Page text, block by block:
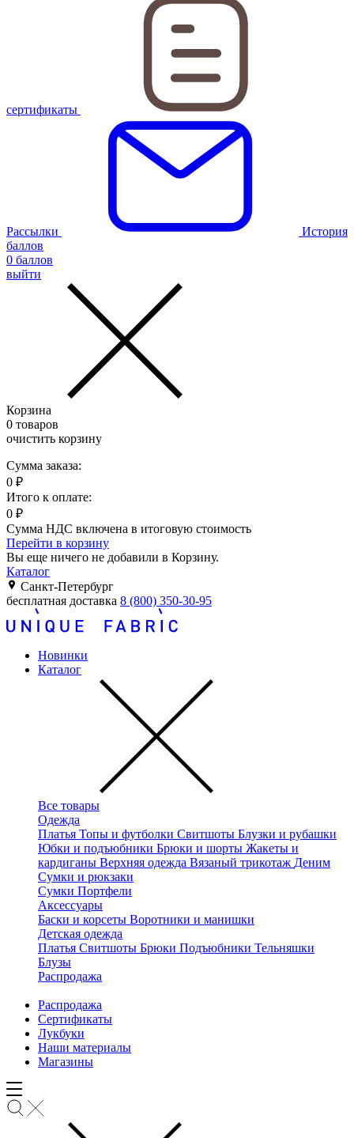
сертификаты
Рассылки
История
баллов
0 баллов
выйти
Корзина
0 товаров
очистить корзину
Сумма заказа:
0 ₽
Итого к оплате:
0 ₽
Сумма НДС включена в итоговую стоимость
Перейти в корзину
Вы еще ничего не добавили в Корзину.
Каталог
Санкт-Петербург
бесплатная доставка 8 (800) 350-30-95
Новинки
Каталог
Все товары
Одежда
Платья Топы и футболки Свитшоты Блузки и рубашки
Юбки и подъюбники Брюки и шорты Жакеты и
кардиганы Верхняя одежда Вязаный трикотаж Деним
Сумки и рюкзаки
Сумки Портфели
Аксессуары
Баски и корсеты Воротники и манишки
Детская одежда
Платья Свитшоты Брюки Подъюбники Тельняшки
Блузы
Распродажа
Распродажа
Сертификаты
Лукбуки
Наши материалы
Магазины